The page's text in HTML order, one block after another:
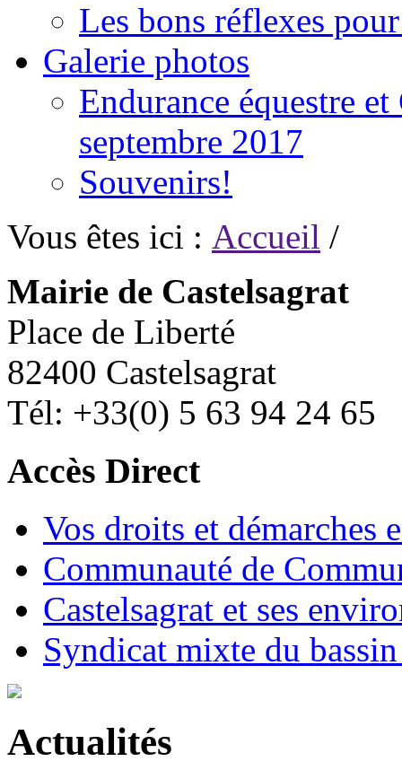
Les bons réflexes
Galerie photos
Endurance équestre
septembre 2017
Souvenirs!
Vous êtes ici : Accueil /
Mairie de Castelsagrat
Place de Liberté
82400 Castelsagrat
Tél: +33(0) 5 63 94 24 65
Accès Direct
Vos droits et démarches
Communauté de
Castelsagrat et ses
Syndicat mixte du
Actualités